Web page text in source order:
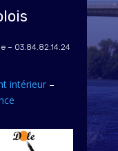
– 03.84.82.14.24
intérieur –